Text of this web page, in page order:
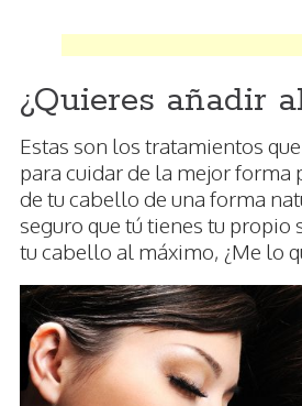
¿Quieres añadir
Estas son los tratamientos
para cuidar de la mejor forma
de tu cabello de una forma
seguro que tú tienes tu propio
tu cabello al máximo, ¿Me lo